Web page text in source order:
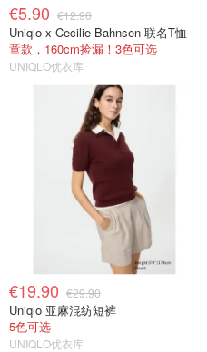
€5.90 €12.90
Uniqlo x Cecilie Bahnsen 联名T恤
童款，160cm捡漏！3色可选
UNIQLO优衣库
€19.90 €29.90
Uniqlo 亚麻混纺短裤
5色可选
UNIQLO优衣库